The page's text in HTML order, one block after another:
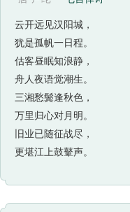
云开远见汉阳城，
犹是孤帆一日程。
估客昼眠知浪静，
舟人夜语觉潮生。
三湘愁鬓逢秋色，
万里归心对月明。
旧业已随征战尽，
更堪江上鼓鼙声。